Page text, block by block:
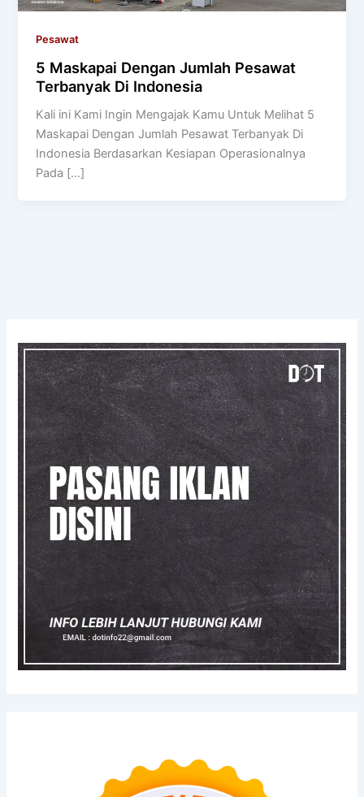
Pesawat
5 Maskapai Dengan Jumlah Pesawat
Terbanyak Di Indonesia
Kali ini Kami Ingin Mengajak Kamu Untuk Melihat 5
Maskapai Dengan Jumlah Pesawat Terbanyak Di
Indonesia Berdasarkan Kesiapan Operasionalnya
Pada […]